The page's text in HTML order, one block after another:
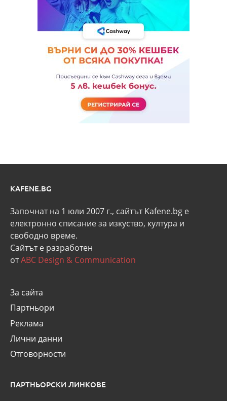
KAFENE.BG
Започнат на 1 юли 2007 г., сайтът Kafene.bg e
eлектронно списание за изкуство, култура и
свободно време.
Сайтът е разработен
отABC Design & Communication
За сайта
Партньори
Реклама
Лични данни
Отговорности
ПАРТНЬОРСКИ ЛИНКОВЕ